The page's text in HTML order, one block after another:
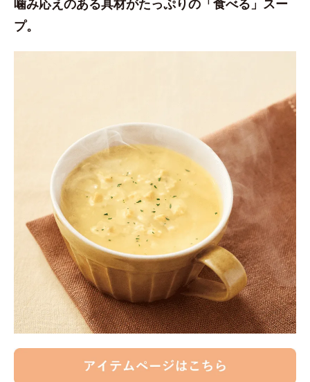
噛み応えのある具材がたっぷりの「食べる」スー
プ。